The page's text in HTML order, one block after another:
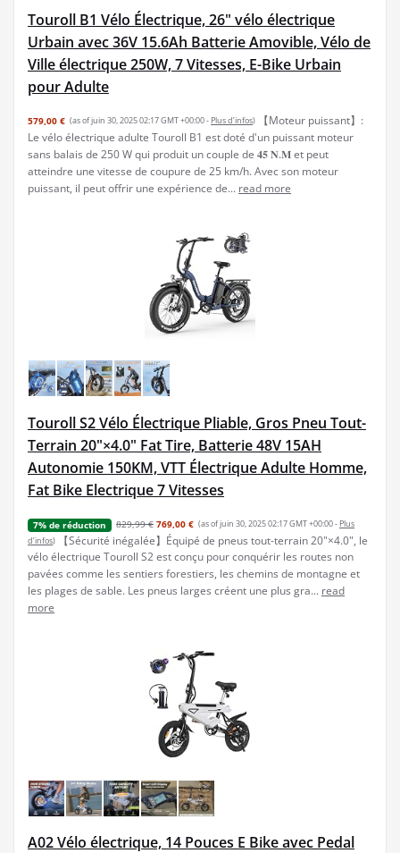
Touroll B1 Vélo Électrique, 26" vélo électrique
Urbain avec 36V 15.6Ah Batterie Amovible, Vélo de
Ville électrique 250W, 7 Vitesses, E-Bike Urbain
pour Adulte
579,00 € (as of juin 30, 2025 02:17 GMT +00:00 - Plus d’infos)
【Moteur puissant】:
Le vélo électrique adulte Touroll B1 est doté d'un puissant moteur
sans balais de 250 W qui produit un couple de 𝟒𝟓 𝐍.𝐌 et peut
atteindre une vitesse de coupure de 25 km/h. Avec son moteur
puissant, il peut offrir une expérience de... read more
Touroll S2 Vélo Électrique Pliable, Gros Pneu Tout-
Terrain 20"×4.0" Fat Tire, Batterie 48V 15AH
Autonomie 150KM, VTT Électrique Adulte Homme,
Fat Bike Electrique 7 Vitesses
7% de réduction 829,99 € 769,00 € (as of juin 30, 2025 02:17 GMT +00:00 - Plus
d’infos)
【Sécurité inégalée】Équipé de pneus tout-terrain 20"×4.0", le
vélo électrique Touroll S2 est conçu pour conquérir les routes non
pavées comme les sentiers forestiers, les chemins de montagne et
les plages de sable. Les pneus larges créent une plus gra... read
more
A02 Vélo électrique, 14 Pouces E Bike avec Pedal